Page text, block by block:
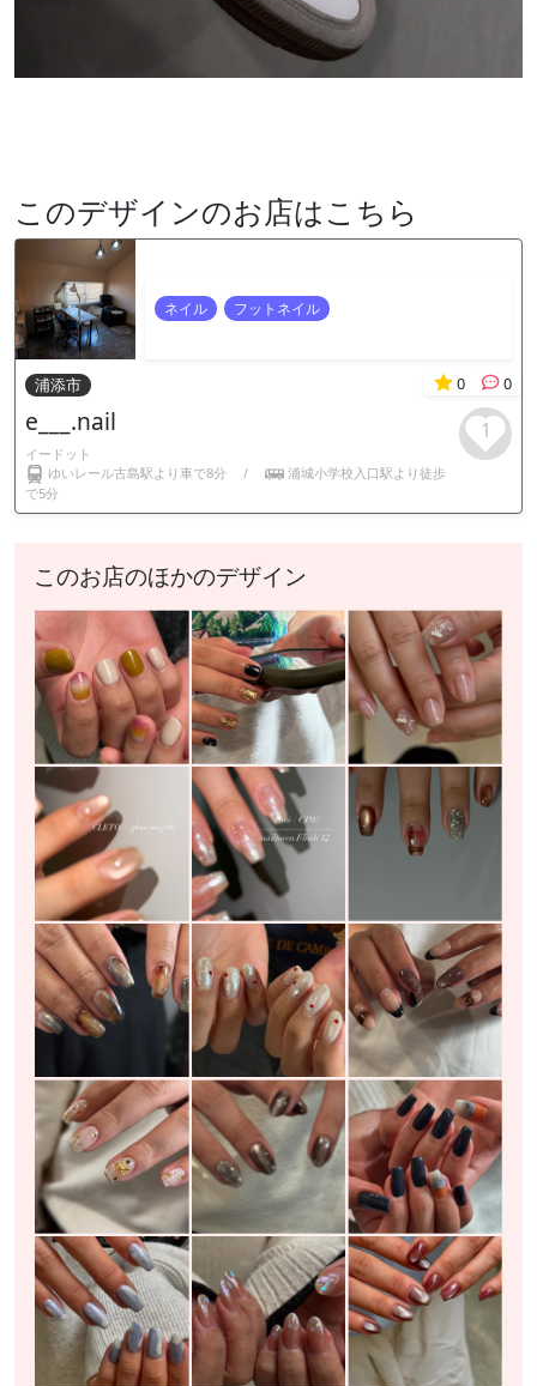
このデザインのお店はこちら
ネイル フットネイル
浦添市 0 0
e___.nail
イードット
ゆいレール古島駅より車で8分
/
浦城小学校入口駅より徒歩
で5分
1
このお店のほかのデザイン